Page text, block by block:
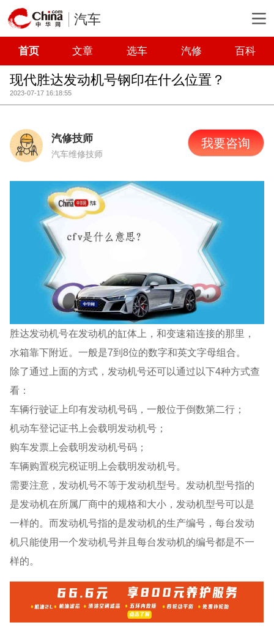
汽车
首页 文章 选车 汽修 百科
现代胜达发动机号钢印在什么位置？
2023-07-17 16:18:55
汽修技师
汽车维修技师
我要咨询
胜达发动机号在发动机的缸体上，和变速箱连接的那里，
水箱靠下附近。一般是7到8位的数字和英文字母组合。
除了通过上面的方式，发动机号还可以通过以下4种方式查
看：
车辆行驶证上印有发动机号码，一般位于倒数第二行；
机动车登记证书上会载明发动机号；
购车发票上会载明发动机号码；
车辆购置税完税证明上会载明发动机号。
需要注意，发动机号不等于发动机型号。发动机型号指的
是发动机在所属厂商中的规格和大小，发动机型号可以是
一样的。而发动机号指的是发动机的生产编号，每台发动
机只能使用一个发动机号并且每台发动机的编号都是不一
样的。